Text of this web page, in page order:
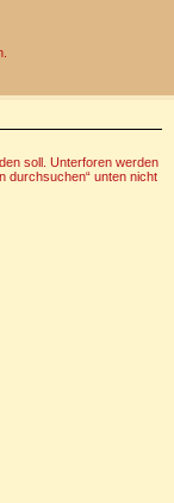
soll. Unterforen werden
durchsuchen“ unten nicht